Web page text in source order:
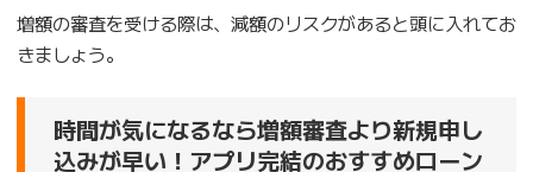
増額の審査を受ける際は、減額のリスクがあると頭に入れてお
きましょう。
時間が気になるなら増額審査より新規申し
込みが早い！アプリ完結のおすすめローン